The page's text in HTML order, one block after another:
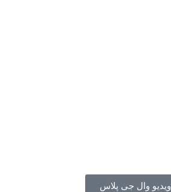
ویدیو وال جی پلاس